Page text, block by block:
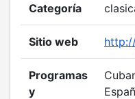
Categoría
Sitio web
Programas
y